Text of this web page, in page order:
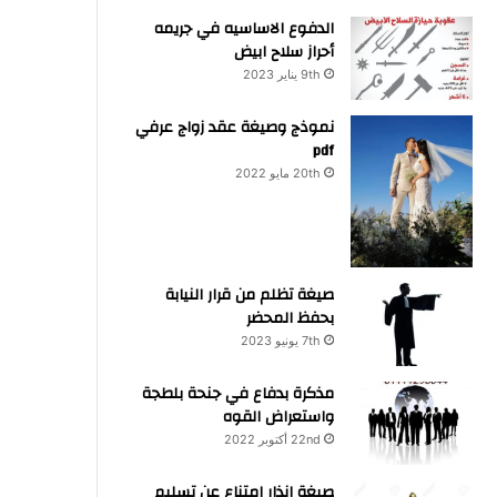
الدفوع الاساسيه في جريمه
أحراز سلاح ابيض
9th يناير 2023
نموذج وصيغة عقد زواج عرفي
pdf
20th مايو 2022
صيغة تظلم من قرار النيابة
بحفظ المحضر
7th يونيو 2023
مذكرة بدفاع في جنحة بلطجة
واستعراض القوه
22nd أكتوبر 2022